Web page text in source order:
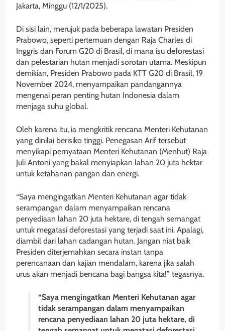
Jakarta, Minggu (12/1/2025).
Di sisi lain, merujuk pada beberapa lawatan Presiden
Prabowo, seperti pertemuan dengan Raja Charles di
Inggris dan Forum G20 di Brasil, di mana isu deforestasi
dan pelestarian hutan menjadi sorotan utama. Meskipun
demikian, Presiden Prabowo pada KTT G20 di Brasil, 19
November 2024, menyampaikan pandangannya
mengenai peran penting hutan Indonesia dalam
menjaga suhu global.
Oleh karena itu, ia mengkritik rencana Menteri Kehutanan
yang dinilai berisiko tinggi. Penegasan Arif tersebut
menyikapi pernyataan Menteri Kehutanan (Menhut) Raja
Juli Antoni yang bakal menyiapkan lahan 20 juta hektar
untuk ketahanan pangan dan energi.
“Saya mengingatkan Menteri Kehutanan agar tidak
serampangan dalam menyampaikan rencana
penyediaan lahan 20 juta hektare, di tengah semangat
untuk megatasi deforestasi yang terjadi saat ini. Apalagi,
diambil dari lahan cadangan hutan. Jangan niat baik
Presiden diterjemahkan secara instan tanpa
perencanaan dan kajian mendalam, karena jika salah
urus akan menjadi bencana bagi bangsa kita!” tegasnya.
“Saya mengingatkan Menteri Kehutanan agar
tidak serampangan dalam menyampaikan
rencana penyediaan lahan 20 juta hektare, di